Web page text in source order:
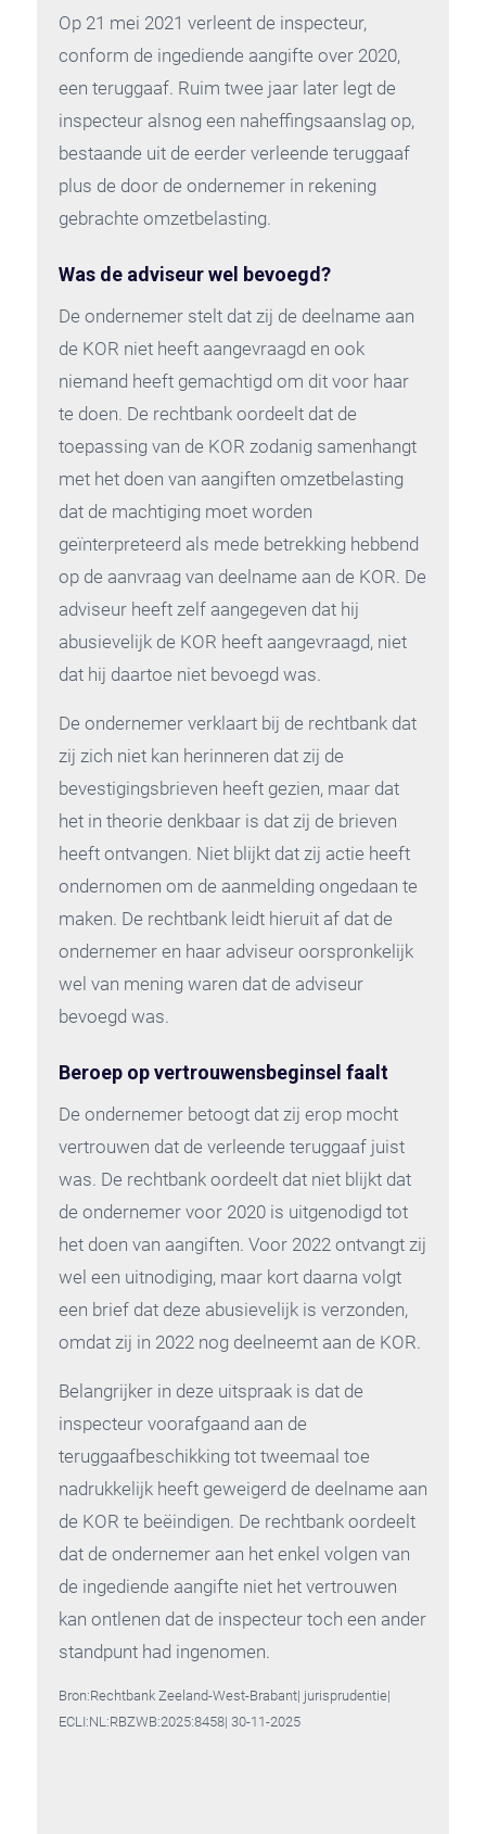
Op 21 mei 2021 verleent de inspecteur,
conform de ingediende aangifte over 2020,
een teruggaaf. Ruim twee jaar later legt de
inspecteur alsnog een naheffingsaanslag op,
bestaande uit de eerder verleende teruggaaf
plus de door de ondernemer in rekening
gebrachte omzetbelasting.
Was de adviseur wel bevoegd?
De ondernemer stelt dat zij de deelname aan
de KOR niet heeft aangevraagd en ook
niemand heeft gemachtigd om dit voor haar
te doen. De rechtbank oordeelt dat de
toepassing van de KOR zodanig samenhangt
met het doen van aangiften omzetbelasting
dat de machtiging moet worden
geïnterpreteerd als mede betrekking hebbend
op de aanvraag van deelname aan de KOR. De
adviseur heeft zelf aangegeven dat hij
abusievelijk de KOR heeft aangevraagd, niet
dat hij daartoe niet bevoegd was.
De ondernemer verklaart bij de rechtbank dat
zij zich niet kan herinneren dat zij de
bevestigingsbrieven heeft gezien, maar dat
het in theorie denkbaar is dat zij de brieven
heeft ontvangen. Niet blijkt dat zij actie heeft
ondernomen om de aanmelding ongedaan te
maken. De rechtbank leidt hieruit af dat de
ondernemer en haar adviseur oorspronkelijk
wel van mening waren dat de adviseur
bevoegd was.
Beroep op vertrouwensbeginsel faalt
De ondernemer betoogt dat zij erop mocht
vertrouwen dat de verleende teruggaaf juist
was. De rechtbank oordeelt dat niet blijkt dat
de ondernemer voor 2020 is uitgenodigd tot
het doen van aangiften. Voor 2022 ontvangt zij
wel een uitnodiging, maar kort daarna volgt
een brief dat deze abusievelijk is verzonden,
omdat zij in 2022 nog deelneemt aan de KOR.
Belangrijker in deze uitspraak is dat de
inspecteur voorafgaand aan de
teruggaafbeschikking tot tweemaal toe
nadrukkelijk heeft geweigerd de deelname aan
de KOR te beëindigen. De rechtbank oordeelt
dat de ondernemer aan het enkel volgen van
de ingediende aangifte niet het vertrouwen
kan ontlenen dat de inspecteur toch een ander
standpunt had ingenomen.
Bron:Rechtbank Zeeland-West-Brabant| jurisprudentie|
ECLI:NL:RBZWB:2025:8458| 30-11-2025